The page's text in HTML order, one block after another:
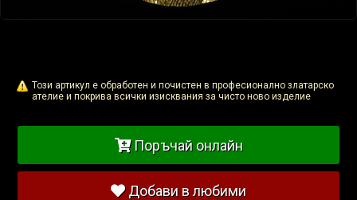
Този артикул е обработен и почистен в професионално златарско
ателие и покрива всички изисквания за чисто ново изделие
Поръчай онлайн
Добави в любими